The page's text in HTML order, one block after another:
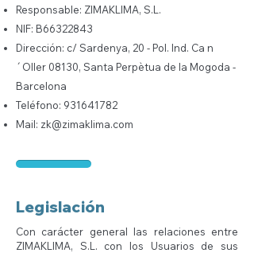
Responsable: ZIMAKLIMA, S.L.
NIF: B66322843
Dirección: c/ Sardenya, 20 - Pol. Ind. Ca n
´Oller 08130, Santa Perpètua de la Mogoda -
Barcelona
Teléfono: 931641782
Mail: zk@zimaklima.com
Legislación
Con carácter general las relaciones entre
ZIMAKLIMA, S.L. con los Usuarios de sus